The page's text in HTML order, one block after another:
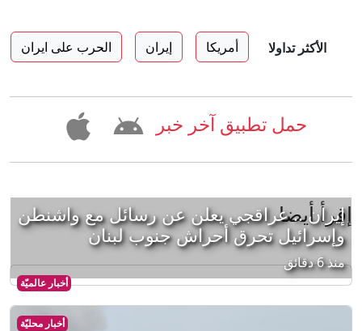
الأكثر تداولا أمريكا إيران الحرب على ايران
حمل تطبيق آخر خبر
إقرأ أيضا
أخبار عالميّة
إيران .. عراقجي يعلن عن رسائل مع واشنطن
وإسرائيل تحرق أحراش جنوب لبنان
منذ 6 دقائق
أخبار محليّة